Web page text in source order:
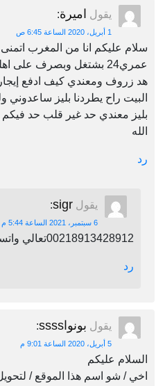
يقول اميرة:
1 أبريل، 2020 الساعة 6:45 ص
سلام عليكم انا من المغرب
عمري24 بشتغل وبصرف
هد زروف ومعندي كيف ادفع
البيت راح يطردنا بليز ساعدوني
بليز معندي حد غير قلب حد
الله
رد
يقول sigr
:
6 سبتمبر، 2021 الساعة 5:44 م
00218913428912تعالي واتساب
رد
يقول بونواssss :
5 أبريل، 2020 الساعة 9:01 م
السلام عليكم
اخي / شو اسم هذا الموقع /